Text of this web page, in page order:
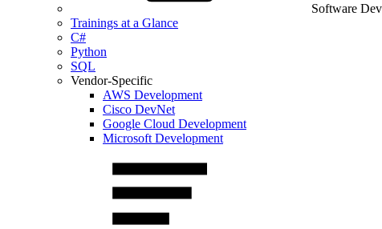
Software
Trainings at a Glance
C#
Python
SQL
Vendor-Specific
AWS Development
Cisco DevNet
Google Cloud Development
Microsoft Development